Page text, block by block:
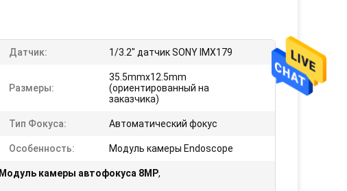
Датчик: 1/3.2" датчик SONY IMX179
Размеры:
35.5mmx12.5mm
(ориентированный на
заказчика)
Тип Фокуса: Автоматический фокус
Особенность: Модуль камеры Endoscope
Модуль камеры автофокуса 8MP,